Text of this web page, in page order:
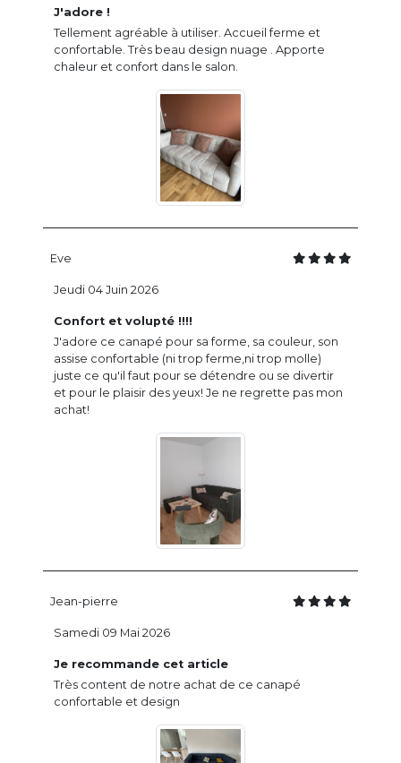
J'adore !
Tellement agréable à utiliser. Accueil ferme et
confortable. Très beau design nuage . Apporte
chaleur et confort dans le salon.
Eve
Confort et volupté !!!!
J'adore ce canapé pour sa forme, sa couleur, son
assise confortable (ni trop ferme,ni trop molle)
juste ce qu'il faut pour se détendre ou se divertir
et pour le plaisir des yeux! Je ne regrette pas mon
achat!
Jeudi 04 Juin 2026
Jean-pierre
Je recommande cet article
Très content de notre achat de ce canapé
confortable et design
Samedi 09 Mai 2026